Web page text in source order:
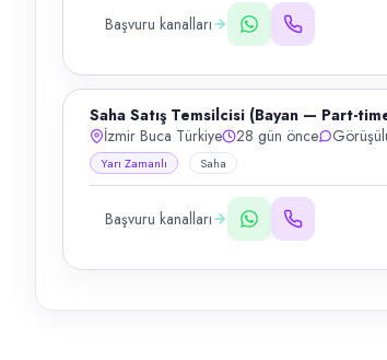
Başvuru kanalları
Saha Satış Temsilcisi (Bayan — Part-
İzmir Buca Türkiye
28 gün önce
Yarı Zamanlı Saha
Başvuru kanalları